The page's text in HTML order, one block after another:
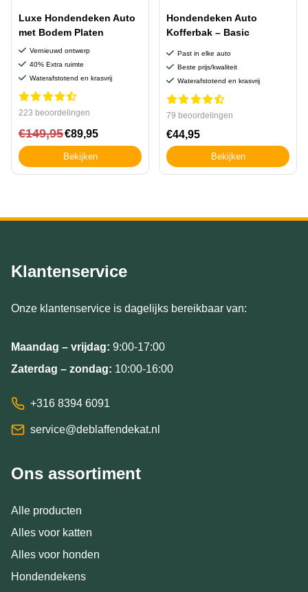
Luxe Hondendeken Auto
met Bodem Platen
Vernieuwd ontwerp
40% Extra ruimte
Waterafstotend en krasvrij
223 beoordelingen
€149,95€89,95
Bekijken
Hondendeken Auto
Kofferbak – Basic
Past in elke auto
Beste prijs/kwaliteit
Waterafstotend en krasvrij
79 beoordelingen
€44,95
Bekijken
Klantenservice
Onze klantenservice is dagelijks bereikbaar van:
Maandag – vrijdag: 9:00-17:00
Zaterdag – zondag: 10:00-16:00
+316 8394 6091
service@deblaffendekat.nl
Ons assortiment
Alle producten
Alles voor katten
Alles voor honden
Hondendekens